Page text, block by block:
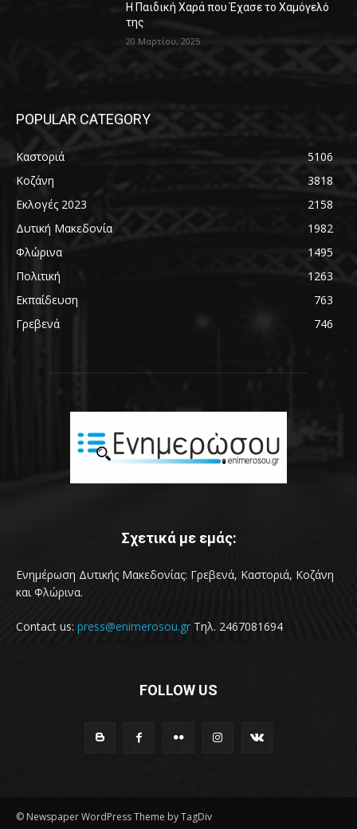
Η Παιδική Χαρά που Έχασε το Χαμόγελό
της
20 Μαρτίου, 2025
POPULAR CATEGORY
Καστοριά
5106
Κοζάνη
3818
Εκλογές 2023
2158
Δυτική Μακεδονία
1982
Φλώρινα
1495
Πολιτική
1263
Εκπαίδευση
763
Γρεβενά
746
Σχετικά με εμάς:
Ενημέρωση Δυτικής Μακεδονίας: Γρεβενά, Καστοριά, Κοζάνη
και Φλώρινα.
Contact us: press@enimerosou.gr Τηλ. 2467081694
FOLLOW US
© Newspaper WordPress Theme by TagDiv